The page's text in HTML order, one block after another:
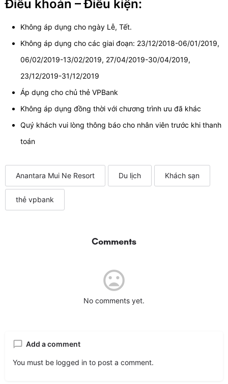
Điều khoản – Điều kiện:
Không áp dụng cho ngày Lễ, Tết.
Không áp dụng cho các giai đoạn: 23/12/2018-06/01/2019,
06/02/2019-13/02/2019, 27/04/2019-30/04/2019,
23/12/2019-31/12/2019
Áp dụng cho chủ thẻ VPBank
Không áp dụng đồng thời với chương trình ưu đã khác
Quý khách vui lòng thông báo cho nhân viên trước khi thanh
toán
Anantara Mui Ne Resort Du lịch Khách sạn
thẻ vpbank
Comments
No comments yet.
Add a comment
You must be logged in to post a comment.